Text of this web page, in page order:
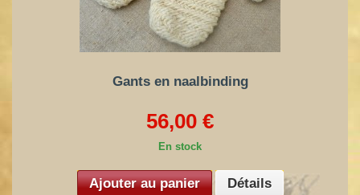
Gants en naalbinding
56,00 €
En stock
Ajouter au panier Détails